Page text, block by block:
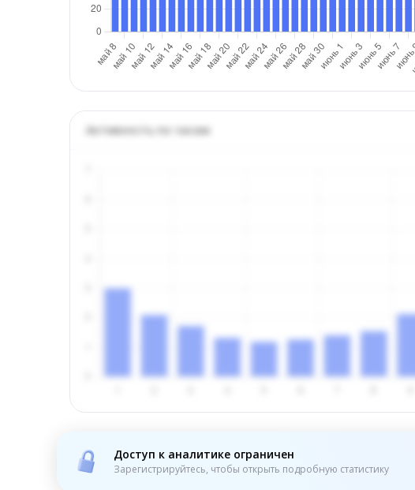
Активность по часам
Доступ к аналитике ограничен
Зарегистрируйтесь, чтобы открыть подробную статистику